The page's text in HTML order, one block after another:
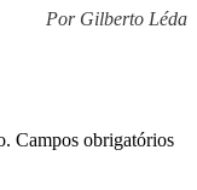
Por Gilberto Léda
Campos obrigatórios